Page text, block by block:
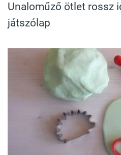
Unaloműző ötlet rossz
játszólap